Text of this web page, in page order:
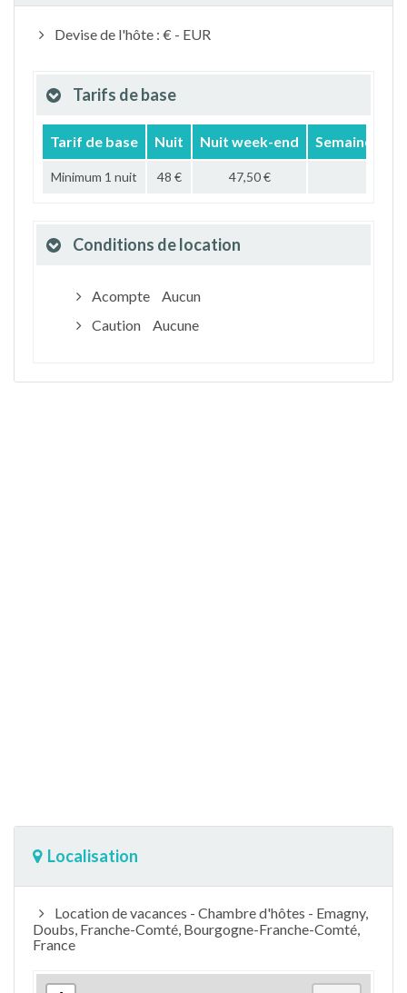
Devise de l'hôte : € - EUR
Tarifs de base
Tarif de base Nuit Nuit week-end Semaine
Minimum 1 nuit 48 € 47,50 €
Conditions de location
Acompte
Aucun
Caution
Aucune
Localisation
Location de vacances - Chambre d'hôtes - Emagny,
Doubs, Franche-Comté, Bourgogne-Franche-Comté,
France